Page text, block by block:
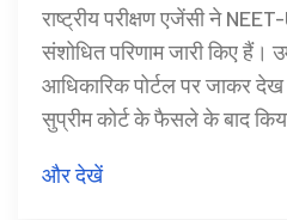
राष्ट्रीय परीक्षण एजेंसी ने
संशोधित परिणाम जारी किए हैं।
आधिकारिक पोर्टल पर जाकर
सुप्रीम कोर्ट के फैसले के बाद किया
यहाँ पढ़ें।
और देखें